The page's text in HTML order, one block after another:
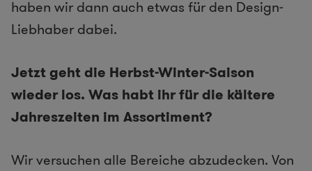
haben wir dann auch etwas für den Design­
Liebhaber dabei.
Jetzt geht die Herbst­-Winter­-Saison
wieder los. Was habt ihr für die kältere
Jahreszeiten im Assortiment?
Wir versuchen alle Bereiche abzudecken. Von